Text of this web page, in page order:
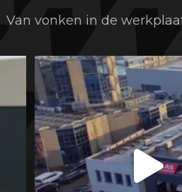
Van vonken in de
𝗔𝗱𝗹𝗮𝘀...
25 0